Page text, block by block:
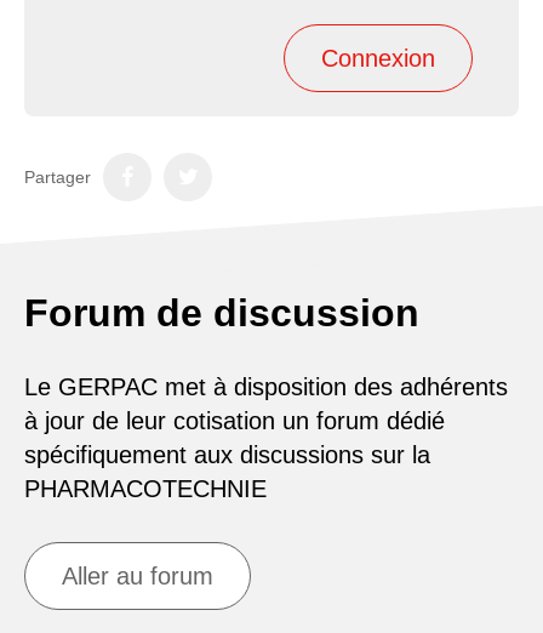
Partager
Forum de discussion
Le GERPAC met à disposition des adhérents
à jour de leur cotisation un forum dédié
spécifiquement aux discussions sur la
PHARMACOTECHNIE
Aller au forum